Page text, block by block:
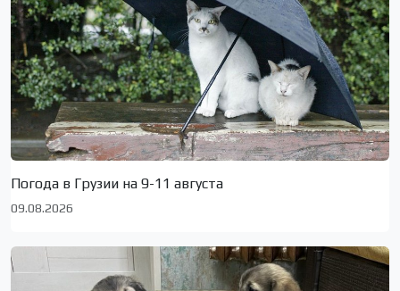
Погода в Грузии на 9-11 августа
09.08.2026